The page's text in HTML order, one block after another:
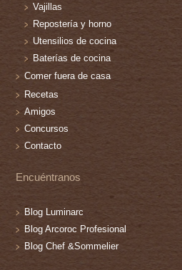
Vajillas
Repostería y horno
Utensilios de cocina
Baterías de cocina
Comer fuera de casa
Recetas
Amigos
Concursos
Contacto
Encuéntranos
Blog Luminarc
Blog Arcoroc Profesional
Blog Chef &Sommelier